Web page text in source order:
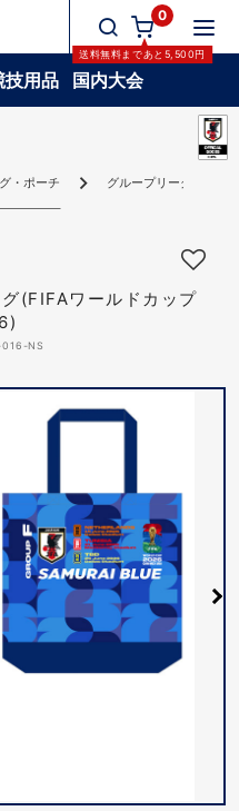
0
送料無料まであと 5,500円
技用品 国内大会
・ポーチ グループリーグトート
(FIFAワールドカップ
016-NS